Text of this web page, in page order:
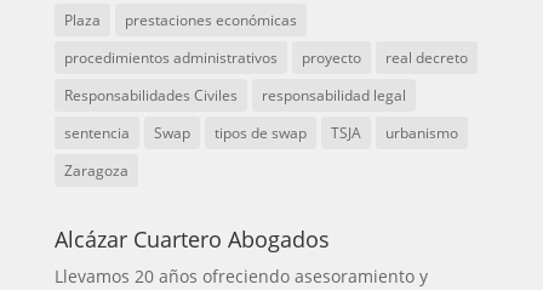
Plaza
prestaciones económicas
procedimientos administrativos
proyecto
real decreto
Responsabilidades Civiles
responsabilidad legal
sentencia
Swap tipos de swap TSJA
urbanismo
Zaragoza
Alcázar Cuartero Abogados
Llevamos 20 años ofreciendo asesoramiento y